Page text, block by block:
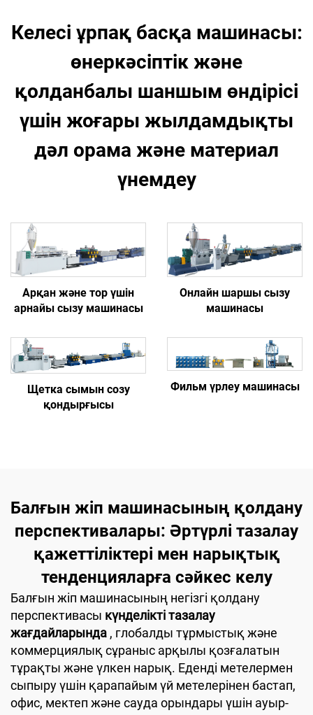
Келесі ұрпақ басқа машинасы:
өнеркәсіптік және
қолданбалы шаншым өндірісі
үшін жоғары жылдамдықты
дәл орама және материал
үнемдеу
Арқан және тор үшін
арнайы сызу машинасы
Онлайн шаршы сызу
машинасы
Щетка сымын созу
қондырғысы
Фильм үрлеу машинасы
Балғын жіп машинасының қолдану
перспективалары: Әртүрлі тазалау
қажеттіліктері мен нарықтық
тенденцияларға сәйкес келу
Балғын жіп машинасының негізгі қолдану
перспективасы күнделікті тазалау
жағдайларында , глобалды тұрмыстық және
коммерциялық сұраныс арқылы қозғалатын
тұрақты және үлкен нарық. Еденді метелермен
сыпыру үшін қарапайым үй метелерінен бастап,
офис, мектеп және сауда орындары үшін ауыр-